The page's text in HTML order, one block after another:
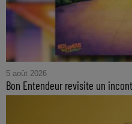
5 août 2026
Bon Entendeur revisite un